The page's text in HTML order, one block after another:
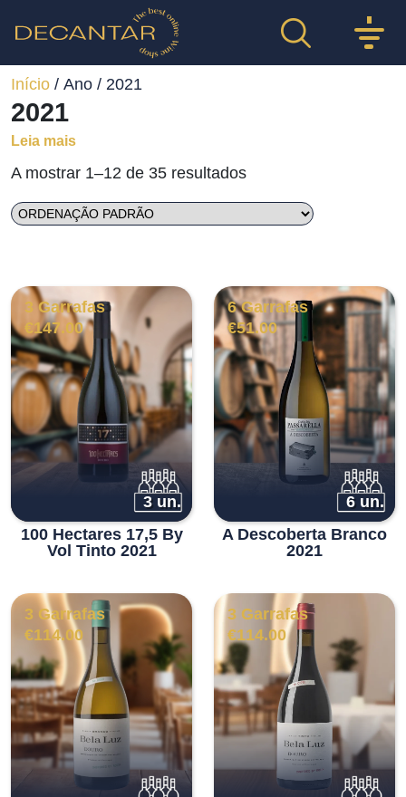
Início / Ano / 2021
2021
Leia mais
A mostrar 1–12 de 35 resultados
3 Garrafas
€147.00
3 un.
100 Hectares 17,5 By
Vol Tinto 2021
6 Garrafas
€51.00
6 un.
A Descoberta Branco
2021
3 Garrafas
€114.00
3 Garrafas
€114.00